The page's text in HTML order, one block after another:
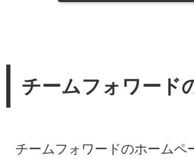
チームフォワード
チームフォワードのホームペ